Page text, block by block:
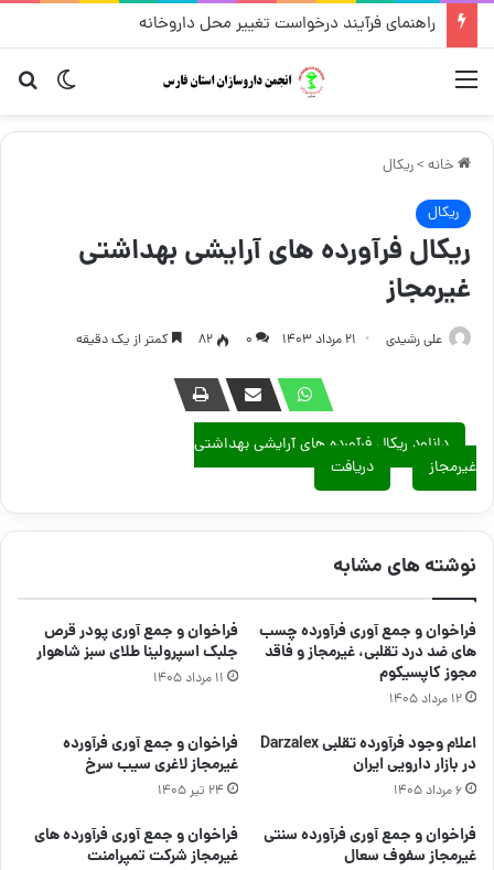
راهنمای فرآیند درخواست تغییر محل داروخانه
تغییر منو
خانه >ریکال
ریکال
ریکال فرآورده های آرایشی بهداشتی
غیرمجاز
علی رشیدی ۲۱ مرداد ۱۴۰۳ ۰ 82 کمتر از یک دقیقه
دانلود ریکال فرآورده های آرایشی بهداشتی
غیرمجاز
دریافت
نوشته های مشابه
فراخوان و جمع آوری فرآورده چسب
های ضد درد تقلبی، غیرمجاز و فاقد
مجوز کاپسیکوم
۱۲ مرداد ۱۴۰۵
فراخوان و جمع آوری پودر قرص
جلبک اسپرولینا طلای سبز شاهوار
۱۱ مرداد ۱۴۰۵
اعلام وجود فرآورده تقلبی Darzalex
در بازار دارویی ایران
۶ مرداد ۱۴۰۵
فراخوان و جمع آوری فرآورده
غیرمجاز لاغری سیب سرخ
۲۴ تیر ۱۴۰۵
فراخوان و جمع آوری فرآورده سنتی
غیرمجاز سفوف سعال
فراخوان و جمع آوری فرآورده های
غیرمجاز شرکت تمپرامنت